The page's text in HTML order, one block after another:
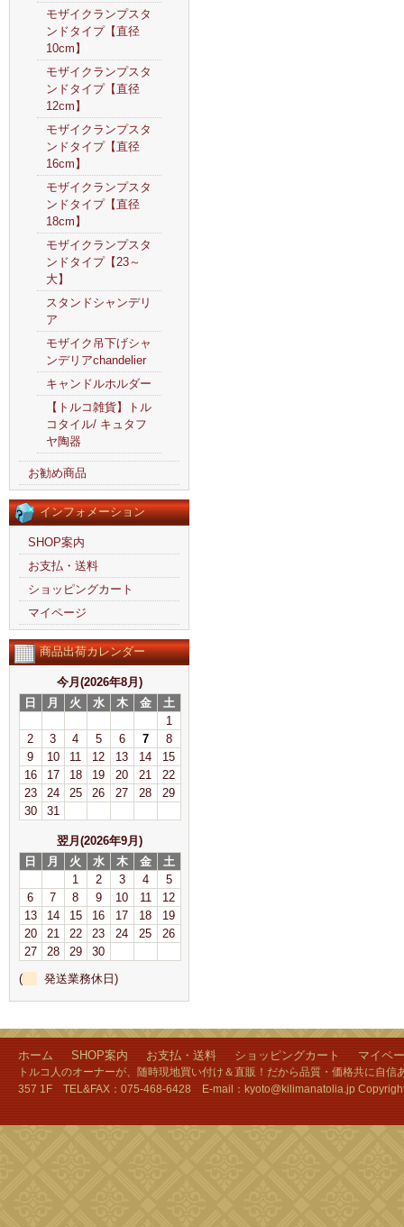
モザイクランプスタ
ンドタイプ【直径
10cm】
モザイクランプスタ
ンドタイプ【直径
12cm】
モザイクランプスタ
ンドタイプ【直径
16cm】
モザイクランプスタ
ンドタイプ【直径
18cm】
モザイクランプスタ
ンドタイプ【23～
大】
スタンドシャンデリ
ア
モザイク吊下げシャ
ンデリアchandelier
キャンドルホルダー
【トルコ雑貨】トル
コタイル/ キュタフ
ヤ陶器
お勧め商品
インフォメーション
SHOP案内
お支払・送料
ショッピングカート
マイページ
商品出荷カレンダー
今月(2026年8月)
日
月 火 水 木 金
土
1
2
3 4 5 6 7
8
9
10 11 12 13 14
15
16
17 18 19 20 21
22
23
24 25 26 27 28
29
30
31
翌月(2026年9月)
日
月 火 水 木 金
土
1
2 3 4
5
6
7 8 9 10 11
12
13
14 15 16 17 18
19
20
21 22 23 24 25
26
27
28 29
30
(
発送業務休日)
ホーム SHOP案内 お支払・送料 ショッピングカート マイペ
トルコ人のオーナーが、随時現地買い付け＆直販！だから品質・価格共に自
357 1F TEL&FAX：075-468-6428 E-mail：kyoto@kilimanatolia.jp